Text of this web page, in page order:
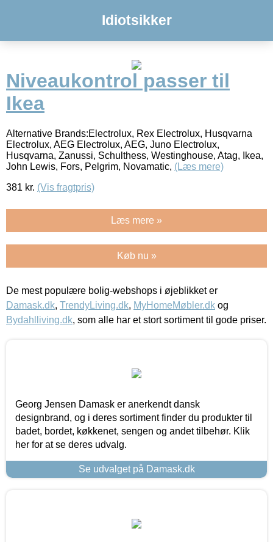
Idiotsikker
Niveaukontrol passer til
Ikea
Alternative Brands:Electrolux, Rex Electrolux, Husqvarna
Electrolux, AEG Electrolux, AEG, Juno Electrolux,
Husqvarna, Zanussi, Schulthess, Westinghouse, Atag, Ikea,
John Lewis, Fors, Pelgrim, Novamatic, (Læs mere)
381 kr. (Vis fragtpris)
Læs mere »
Køb nu »
De mest populære bolig-webshops i øjeblikket er
Damask.dk, TrendyLiving.dk, MyHomeMøbler.dk og
Bydahlliving.dk, som alle har et stort sortiment til gode priser.
Georg Jensen Damask er anerkendt dansk
designbrand, og i deres sortiment finder du produkter til
badet, bordet, køkkenet, sengen og andet tilbehør. Klik
her for at se deres udvalg.
Se udvalget på Damask.dk